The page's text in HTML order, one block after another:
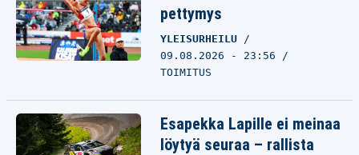
pettymys
YLEISURHEILU
09.08.2026 - 23:56
TOIMITUS
Esapekka Lapille ei meinaa
löytyä seuraa – rallista